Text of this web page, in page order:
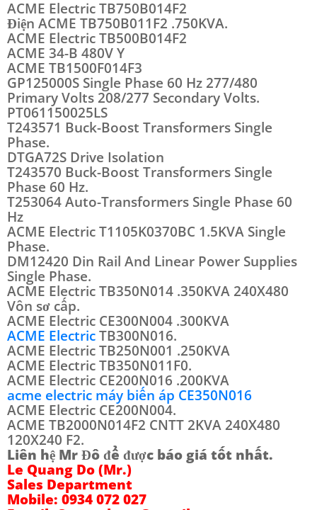
ACME Electric TB750B014F2
Điện ACME TB750B011F2 .750KVA.
ACME Electric TB500B014F2
ACME 34-B 480V Y
ACME TB1500F014F3
GP125000S Single Phase 60 Hz 277/480
Primary Volts 208/277 Secondary Volts.
PT061150025LS
T243571 Buck-Boost Transformers Single
Phase.
DTGA72S Drive Isolation
T243570 Buck-Boost Transformers Single
Phase 60 Hz.
T253064 Auto-Transformers Single Phase 60
Hz
ACME Electric T1105K0370BC 1.5KVA Single
Phase.
DM12420 Din Rail And Linear Power Supplies
Single Phase.
ACME Electric TB350N014 .350KVA 240X480
Vôn sơ cấp.
ACME Electric CE300N004 .300KVA
ACME ElectricTB300N016.
ACME Electric TB250N001 .250KVA
ACME Electric TB350N011F0.
ACME Electric CE200N016 .200KVA
acme electric máy biến áp CE350N016
ACME Electric CE200N004.
ACME TB2000N014F2 CNTT 2KVA 240X480
120X240 F2.
Liên hệ Mr Đô để được báo giá tốt nhất.
Le Quang Do (Mr.)
Sales Department
Mobile: 0934 072 027